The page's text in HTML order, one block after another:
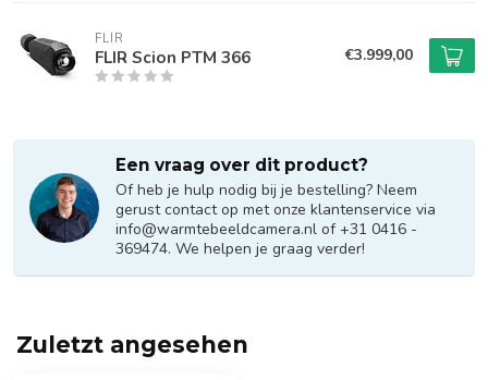
FLIR
FLIR Scion PTM 366 €3.999,00
Een vraag over dit product?
Of heb je hulp nodig bij je bestelling? Neem
gerust contact op met onze klantenservice via
info@warmtebeeldcamera.nl of +31 0416 -
369474. We helpen je graag verder!
Zuletzt angesehen